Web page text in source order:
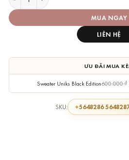
MUA NGAY
LIÊN HỆ
ƯU ĐÃI MUA
Sweater Uniks Black Edition600.000₫
SKU: 5648286